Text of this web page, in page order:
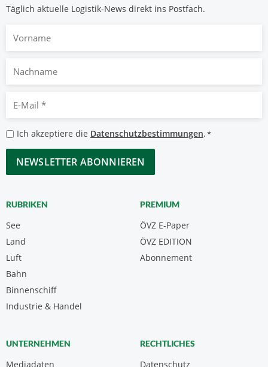
Täglich aktuelle Logistik-News direkt ins Postfach.
Vorname
Nachname
Mail
*
Datenschutzbestimmungen
*
Ich akzeptiere die Datenschutzbestimmungen.*
CAPTCHA
RUBRIKEN
See
Land
Luft
Bahn
Binnenschiff
Industrie & Handel
PREMIUM
ÖVZ E-Paper
Abonnement
ÖVZ EDITION
UNTERNEHMEN
Mediadaten
RECHTLICHES
Datenschutz